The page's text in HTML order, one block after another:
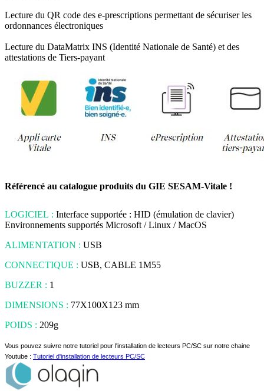
Lecture du QR code des e-prescriptions permettant de sécuriser les
ordonnances électroniques
Lecture du DataMatrix INS (Identité Nationale de Santé) et des
attestations de Tiers-payant
Référencé au catalogue produits du GIE SESAM-Vitale !
LOGICIEL : Interface supportée : HID (émulation de clavier)
Environnements supportés Microsoft / Linux / MacOS
ALIMENTATION : USB
CONNECTIQUE : USB, CABLE 1M55
BUZZER : 1
DIMENSIONS : 77X100X123 mm
POIDS : 209g
Vous pouvez suivre notre tutoriel pour l'installation de lecteurs PC/SC sur notre chaine
Youtube : Tutoriel d'installation de lecteurs PC/SC